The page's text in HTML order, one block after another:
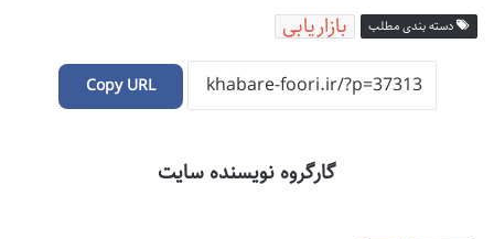
دسته بندی مطلب بازاریابی
Copy URL
گارگروه نویسنده سایت